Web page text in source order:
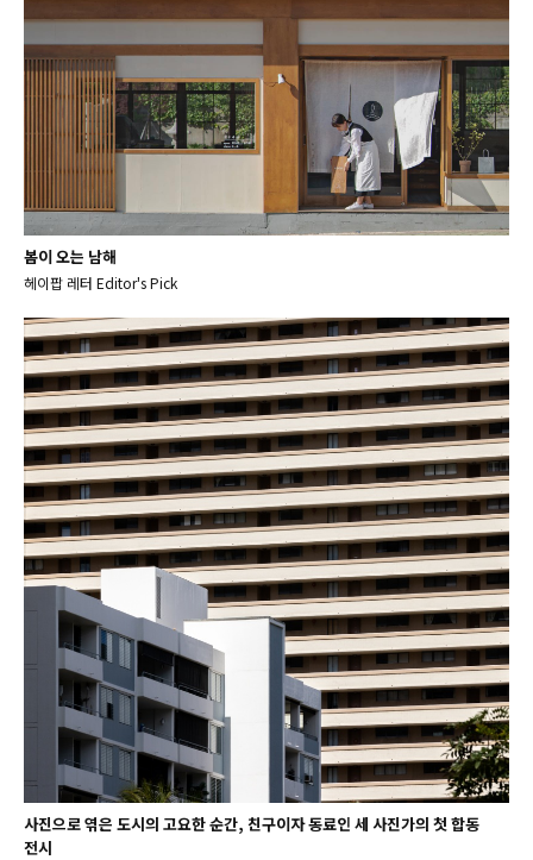
봄이 오는 남해
헤이팝 레터 Editor's Pick
사진으로 엮은 도시의 고요한 순간, 친구이자 동료인 세 사진가의 첫 합동
전시